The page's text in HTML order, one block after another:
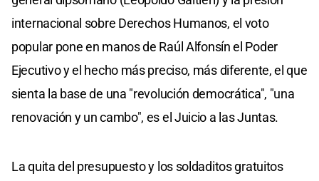
internacional sobre Derechos Humanos, el voto
popular pone en manos de Raúl Alfonsín el Poder
Ejecutivo y el hecho más preciso, más diferente, el que
sienta la base de una "revolución democrática", "una
renovación y un cambo", es el Juicio a las Juntas.
La quita del presupuesto y los soldaditos gratuitos